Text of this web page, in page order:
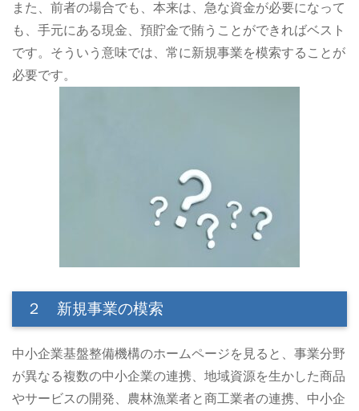
また、前者の場合でも、本来は、急な資金が必要になって
も、手元にある現金、預貯金で賄うことができればベスト
です。そういう意味では、常に新規事業を模索することが
必要です。
２ 新規事業の模索
中小企業基盤整備機構のホームページを見ると、事業分野
が異なる複数の中小企業の連携、地域資源を生かした商品
やサービスの開発、農林漁業者と商工業者の連携、中小企